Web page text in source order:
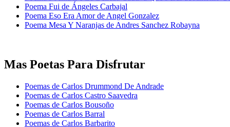
Poema Fui de Ángeles Carbajal
Poema Eso Era Amor de Angel Gonzalez
Poema Mesa Y Naranjas de Andres Sanchez Robayna
Mas Poetas Para Disfrutar
Poemas de Carlos Drummond De Andrade
Poemas de Carlos Castro Saavedra
Poemas de Carlos Bousoño
Poemas de Carlos Barral
Poemas de Carlos Barbarito